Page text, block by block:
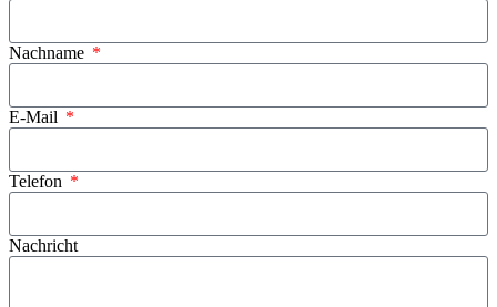
Nachname
E-Mail
Telefon
Nachricht